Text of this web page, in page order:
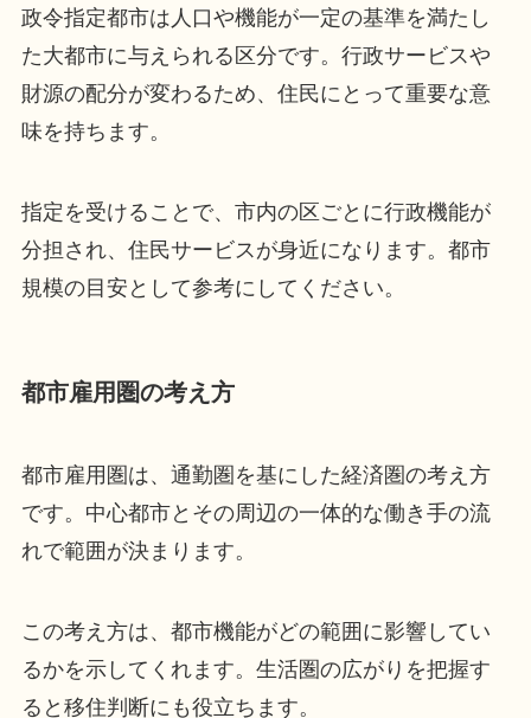
政令指定都市は人口や機能が一定の基準を満たし
た大都市に与えられる区分です。行政サービスや
財源の配分が変わるため、住民にとって重要な意
味を持ちます。
指定を受けることで、市内の区ごとに行政機能が
分担され、住民サービスが身近になります。都市
規模の目安として参考にしてください。
都市雇用圏の考え方
都市雇用圏は、通勤圏を基にした経済圏の考え方
です。中心都市とその周辺の一体的な働き手の流
れで範囲が決まります。
この考え方は、都市機能がどの範囲に影響してい
るかを示してくれます。生活圏の広がりを把握す
ると移住判断にも役立ちます。